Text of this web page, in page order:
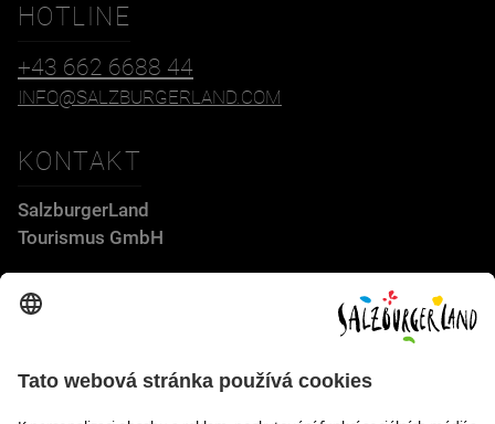
HOTLINE
+43 662 6688 44
INFO@SALZBURGERLAND.COM
KONTAKT
SalzburgerLand
Tourismus GmbH
Wiener Bundesstraße 23
5300 Hallwang